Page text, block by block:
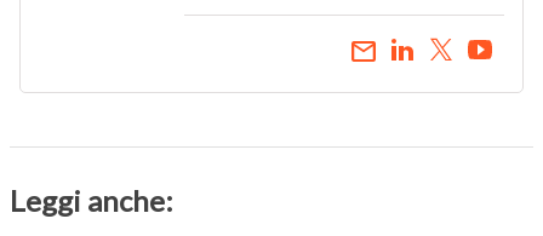
email
Leggi anche: